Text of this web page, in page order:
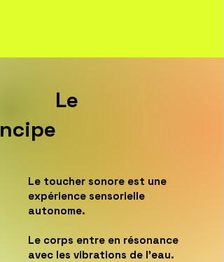
Le toucher sonore est une
expérience sensorielle
autonome.
Le corps entre en résonance
avec les vibrations de l’eau.